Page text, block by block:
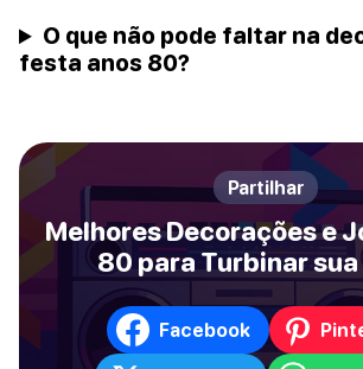
O que não pode faltar na
festa anos 80?
Partilhar
Melhores Decorações e
80 para Turbinar sua
Facebook